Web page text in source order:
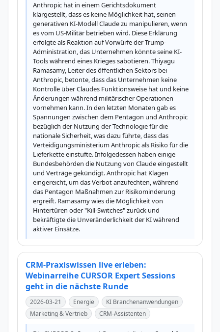
Anthropic hat in einem Gerichtsdokument
klargestellt, dass es keine Möglichkeit hat, seinen
generativen KI-Modell Claude zu manipulieren, wenn
es vom US-Militär betrieben wird. Diese Erklärung
erfolgte als Reaktion auf Vorwürfe der Trump-
Administration, das Unternehmen könnte seine KI-
Tools während eines Krieges sabotieren. Thiyagu
Ramasamy, Leiter des öffentlichen Sektors bei
Anthropic, betonte, dass das Unternehmen keine
Kontrolle über Claudes Funktionsweise hat und keine
Änderungen während militärischer Operationen
vornehmen kann. In den letzten Monaten gab es
Spannungen zwischen dem Pentagon und Anthropic
bezüglich der Nutzung der Technologie für die
nationale Sicherheit, was dazu führte, dass das
Verteidigungsministerium Anthropic als Risiko für die
Lieferkette einstufte. Infolgedessen haben einige
Bundesbehörden die Nutzung von Claude eingestellt
und Verträge gekündigt. Anthropic hat Klagen
eingereicht, um das Verbot anzufechten, während
das Pentagon Maßnahmen zur Risikominderung
ergreift. Ramasamy wies die Möglichkeit von
Hintertüren oder "Kill-Switches" zurück und
bekräftigte die Unveränderlichkeit der KI während
aktiver Einsätze.
CRM-Praxiswissen live erleben:
Webinarreihe CURSOR Expert Sessions
geht in die nächste Runde
2026-03-21 Energie
KI Branchenanwendungen
Marketing & Vertrieb
CRM-Assistenten